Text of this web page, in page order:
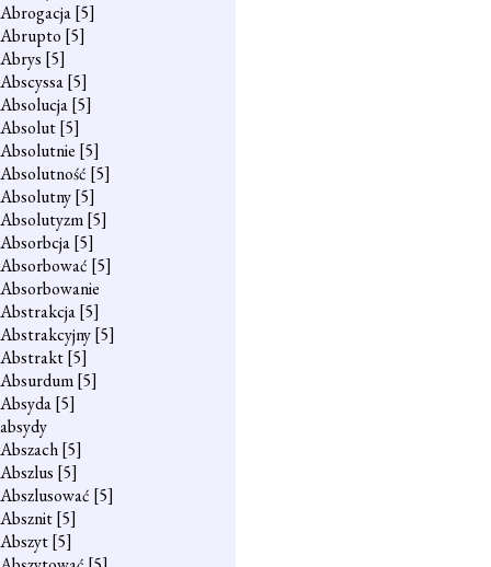
Abrogacja[5]
Abrupto [5]
Abrys [5]
Abscyssa[5]
Absolucja[5]
Absolut[5]
Absolutnie [5]
Absolutność [5]
Absolutny[5]
Absolutyzm[5]
Absorbcja[5]
Absorbować [5]
Absorbowanie
Abstrakcja[5]
Abstrakcyjny[5]
Abstrakt[5]
Absurdum[5]
Absyda[5]
absydy
Abszach[5]
Abszlus [5]
Abszlusować [5]
Absznit[5]
Abszyt[5]